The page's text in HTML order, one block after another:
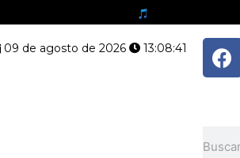
09 de agosto de 2026 13:08:42
F
a
o